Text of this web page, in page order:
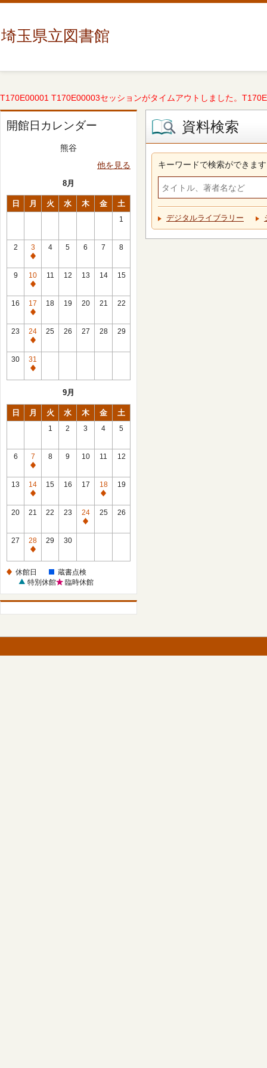
埼玉県立図書館
T170E00001 T170E00003セッションがタイムアウトしました。
開館日カレンダー
熊谷
他を見る
8月
日 月 火 水 木 金 土
1
2
3
休
館
日
4 5 6 7 8
9
10
休
館
日
11 12 13 14 15
16
17
休
館
日
18 19 20 21 22
23
24
休
館
日
25 26 27 28 29
30
31
休
9月
日 月 火 水 木 金 土
1 2 3 4 5
6
7
休
館
日
8 9 10 11 12
13
14
休
館
15 16 17
18
休
館
19
20 21 22 23
24
休
25 26
27
28
休
日
29 30
休館日
蔵書点検
特別休館
臨時休館
資料検索
キーワードで検索ができます
デジタルライブラリー